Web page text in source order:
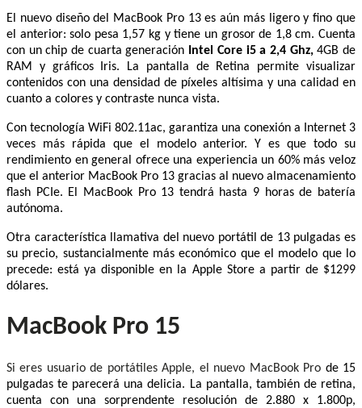
El nuevo diseño del MacBook Pro 13 es aún más ligero y fino que
el anterior: solo pesa 1,57 kg y tiene un grosor de 1,8 cm. Cuenta
con un chip de cuarta generación Intel Core i5 a 2,4 Ghz,4GB de
RAM y gráficos Iris. La pantalla de Retina permite visualizar
contenidos con una densidad de píxeles altísima y una calidad en
cuanto a colores y contraste nunca vista.
Con tecnología WiFi 802.11ac, garantiza una conexión a Internet 3
veces más rápida que el modelo anterior. Y es que todo su
rendimiento en general ofrece una experiencia un 60% más veloz
que el anterior MacBook Pro 13 gracias al nuevo almacenamiento
flash PCIe. El MacBook Pro 13 tendrá hasta 9 horas de batería
autónoma.
Otra característica llamativa del nuevo portátil de 13 pulgadas es
su precio, sustancialmente más económico que el modelo que lo
precede: está ya disponible en la Apple Store a partir de $1299
dólares.
MacBook Pro 15
Si eres usuario de portátiles Apple, el nuevo MacBook Pro de 15
pulgadas te parecerá una delicia. La pantalla, también de retina,
cuenta con una sorprendente resolución de 2.880 x 1.800p,